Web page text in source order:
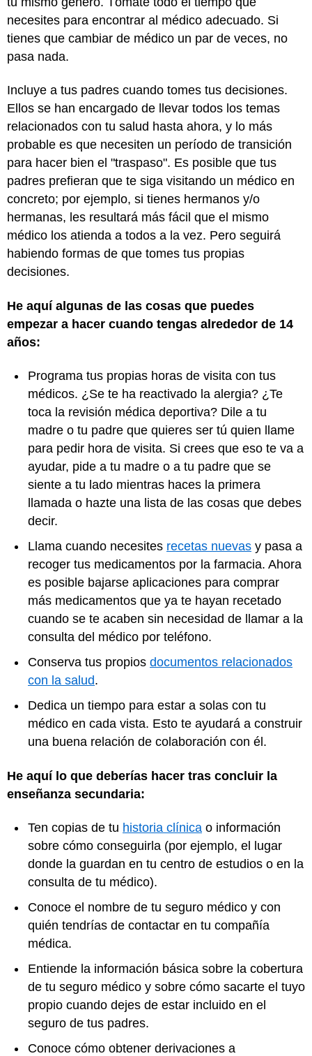
necesites para encontrar al médico adecuado. Si
tienes que cambiar de médico un par de veces, no
pasa nada.
Incluye a tus padres cuando tomes tus decisiones.
Ellos se han encargado de llevar todos los temas
relacionados con tu salud hasta ahora, y lo más
probable es que necesiten un período de transición
para hacer bien el "traspaso". Es posible que tus
padres prefieran que te siga visitando un médico en
concreto; por ejemplo, si tienes hermanos y/o
hermanas, les resultará más fácil que el mismo
médico los atienda a todos a la vez. Pero seguirá
habiendo formas de que tomes tus propias
decisiones.
He aquí algunas de las cosas que puedes
empezar a hacer cuando tengas alrededor de 14
años:
Programa tus propias horas de visita con tus
médicos. ¿Se te ha reactivado la alergia? ¿Te
toca la revisión médica deportiva? Dile a tu
madre o tu padre que quieres ser tú quien llame
para pedir hora de visita. Si crees que eso te va a
ayudar, pide a tu madre o a tu padre que se
siente a tu lado mientras haces la primera
llamada o hazte una lista de las cosas que debes
decir.
Llama cuando necesites recetas nuevas y pasa a
recoger tus medicamentos por la farmacia. Ahora
es posible bajarse aplicaciones para comprar
más medicamentos que ya te hayan recetado
cuando se te acaben sin necesidad de llamar a la
consulta del médico por teléfono.
Conserva tus propios documentos relacionados
con la salud.
Dedica un tiempo para estar a solas con tu
médico en cada vista. Esto te ayudará a construir
una buena relación de colaboración con él.
He aquí lo que deberías hacer tras concluir la
enseñanza secundaria:
Ten copias de tu historia clínica o información
sobre cómo conseguirla (por ejemplo, el lugar
donde la guardan en tu centro de estudios o en la
consulta de tu médico).
Conoce el nombre de tu seguro médico y con
quién tendrías de contactar en tu compañía
médica.
Entiende la información básica sobre la cobertura
de tu seguro médico y sobre cómo sacarte el tuyo
propio cuando dejes de estar incluido en el
seguro de tus padres.
Conoce cómo obtener derivaciones a